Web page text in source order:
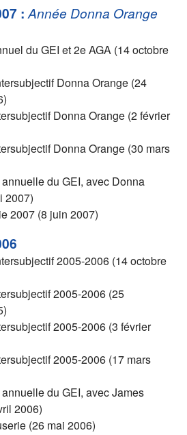
:Année Donna Orange
du GEI et 2e AGA (14 octobre
Donna Orange (24
Donna Orange (2 février
Donna Orange (30 mars
du GEI, avec Donna
2007)
2007 (8 juin 2007)
2005-2006 (14 octobre
2005-2006 (25
2005-2006 (3 février
2005-2006 (17 mars
du GEI, avec James
2006)
(26 mai 2006)